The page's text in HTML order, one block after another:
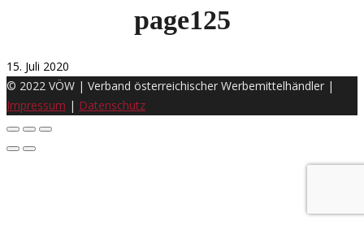
page125
15. Juli 2020
© 2022 VÖW | Verband österreichischer Werbemittelhändler |
Impressum | Datenschutz